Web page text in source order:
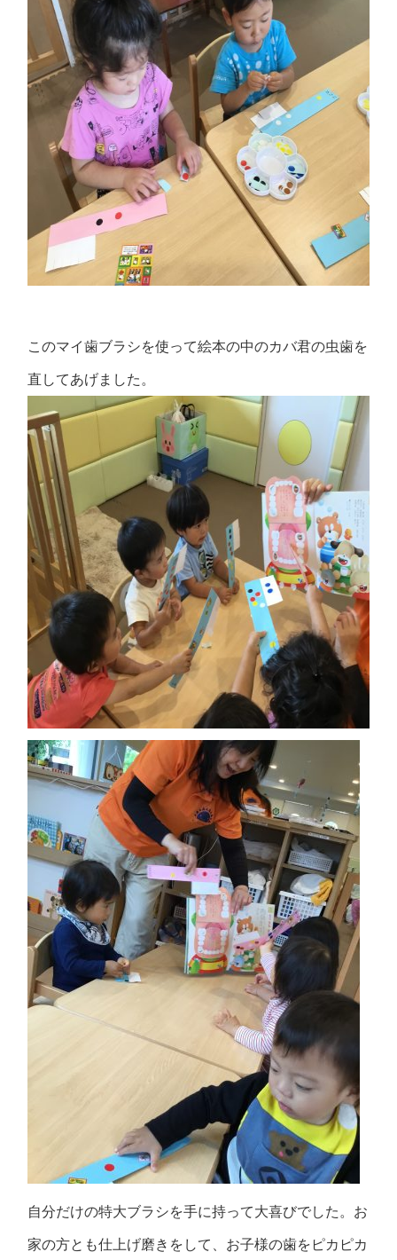
このマイ歯ブラシを使って絵本の中のカバ君の虫歯を
直してあげました。
自分だけの特大ブラシを手に持って大喜びでした。お
家の方とも仕上げ磨きをして、お子様の歯をピカピカ